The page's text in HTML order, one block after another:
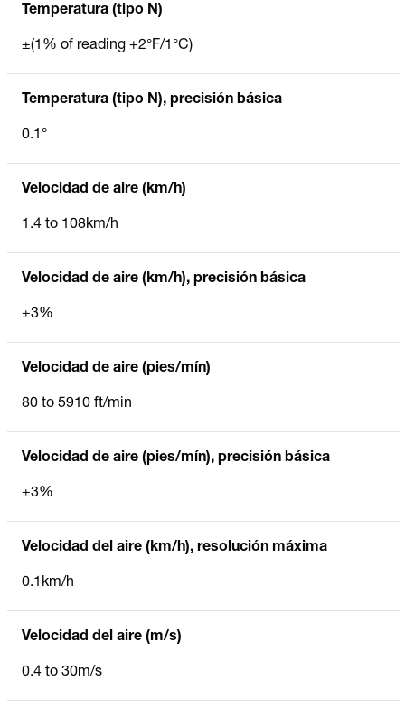
Temperatura (tipo N)
±(1% of reading +2°F/1°C)
Temperatura (tipo N), precisión básica
0.1°
Velocidad de aire (km/h)
1.4 to 108km/h
Velocidad de aire (km/h), precisión básica
±3%
Velocidad de aire (pies/mín)
80 to 5910 ft/min
Velocidad de aire (pies/mín), precisión básica
±3%
Velocidad del aire (km/h), resolución máxima
0.1km/h
Velocidad del aire (m/s)
0.4 to 30m/s